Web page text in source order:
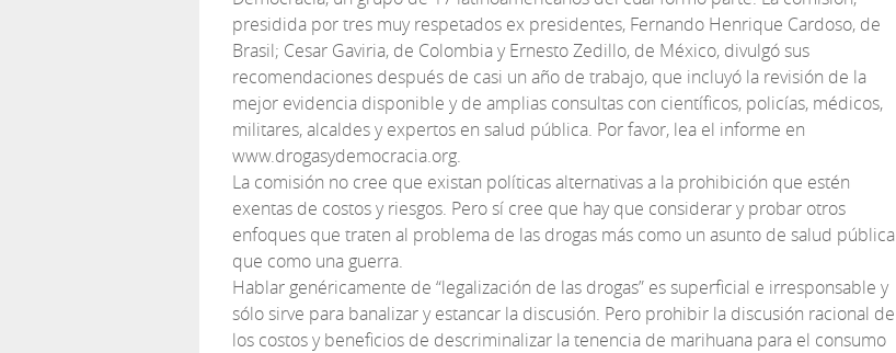
presidida por tres muy respetados ex presidentes, Fernando Henrique Cardoso, de
Brasil; Cesar Gaviria, de Colombia y Ernesto Zedillo, de México, divulgó sus
recomendaciones después de casi un año de trabajo, que incluyó la revisión de la
mejor evidencia disponible y de amplias consultas con científicos, policías, médicos,
militares, alcaldes y expertos en salud pública. Por favor, lea el informe en
www.drogasydemocracia.org.
La comisión no cree que existan políticas alternativas a la prohibición que estén
exentas de costos y riesgos. Pero sí cree que hay que considerar y probar otros
enfoques que traten al problema de las drogas más como un asunto de salud pública
que como una guerra.
Hablar genéricamente de “legalización de las drogas” es superficial e irresponsable y
sólo sirve para banalizar y estancar la discusión. Pero prohibir la discusión racional de
los costos y beneficios de descriminalizar la tenencia de marihuana para el consumo